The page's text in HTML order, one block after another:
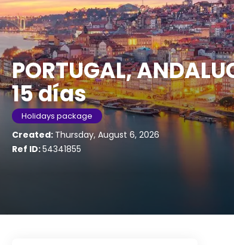
PORTUGAL,
15 días
Holidays package
Created: Thursday, August 6, 2026
Ref ID:54341855